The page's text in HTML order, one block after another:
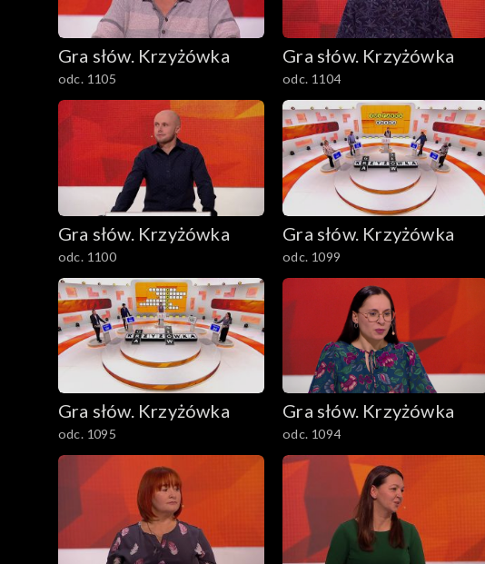
Gra słów. Krzyżówka
odc. 1105
Gra słów. Krzyżówka
odc. 1104
Gra słów. Krzyżówka
odc. 1100
Gra słów. Krzyżówka
odc. 1099
Gra słów. Krzyżówka
odc. 1095
Gra słów. Krzyżówka
odc. 1094